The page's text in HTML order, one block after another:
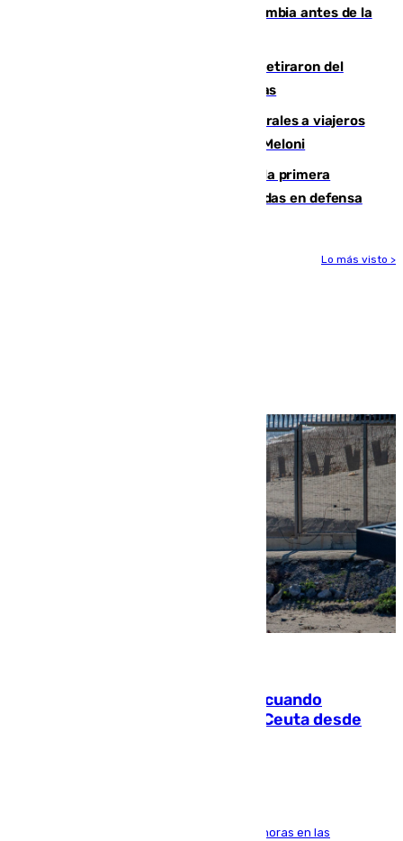
Felipe VI refuerza los lazos con Colombia antes de la
Fernando Calero y Carlos Dotor se retiraron del
encuentro contra el Ceuta con molestias
España restablece controles temporales a viajeros
procedentes de Italia como repuesta a Meloni
El Málaga cae ante el Ceuta y suma la primera
derrota de la pretemporada dejando dudas en defensa
Lo más visto >
Fallece un joven tras caer al mar cuando
intentaba entrar en parapente a Ceuta desde
El accidente se produjo alrededor de las 8.00 horas en las